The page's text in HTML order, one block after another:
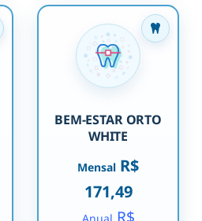
BEM-ESTAR ORTO
WHITE
Mensal R$
171,49